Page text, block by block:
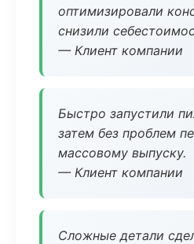
оптимизировали
снизили
— Клиент компании
Быстро запустили
затем без проблем
массовому выпуску.
— Клиент компании
Сложные детали